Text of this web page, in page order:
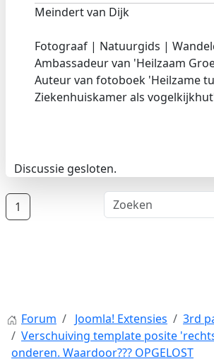
Meindert van Dijk
Fotograaf | Natuurgids |
Ambassadeur van 'Heilzaam
Auteur van fotoboek 'Heilzame
Ziekenhuiskamer als
Discussie gesloten.
1
Forum Joomla! Extensies
3rd
Verschuiving template posite
onderen. Waardoor??? OPGELOST